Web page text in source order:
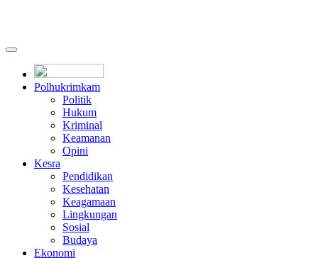
Polhukrimkam
Politik
Hukum
Kriminal
Keamanan
Opini
Kesra
Pendidikan
Kesehatan
Keagamaan
Lingkungan
Sosial
Budaya
Ekonomi